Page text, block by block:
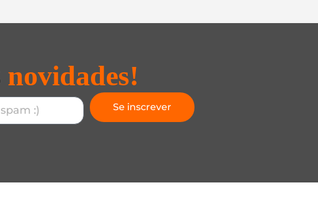
novidades!
Se inscrever